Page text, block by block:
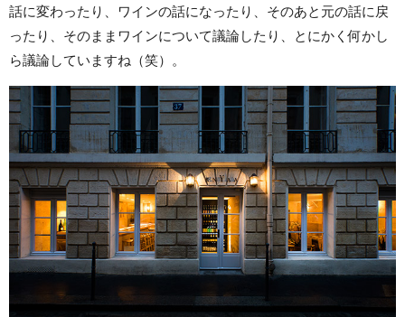
話に変わったり、ワインの話になったり、そのあと元の話に戻
ったり、そのままワインについて議論したり、とにかく何かし
ら議論していますね（笑）。